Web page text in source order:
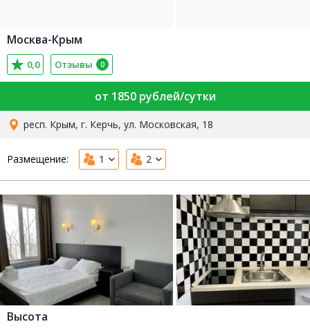
Москва-Крым
0,0 Отзывы 0
от 1850 рублей/сутки
респ. Крым, г. Керчь, ул. Московская, 18
Размещение: 1 2
Высота